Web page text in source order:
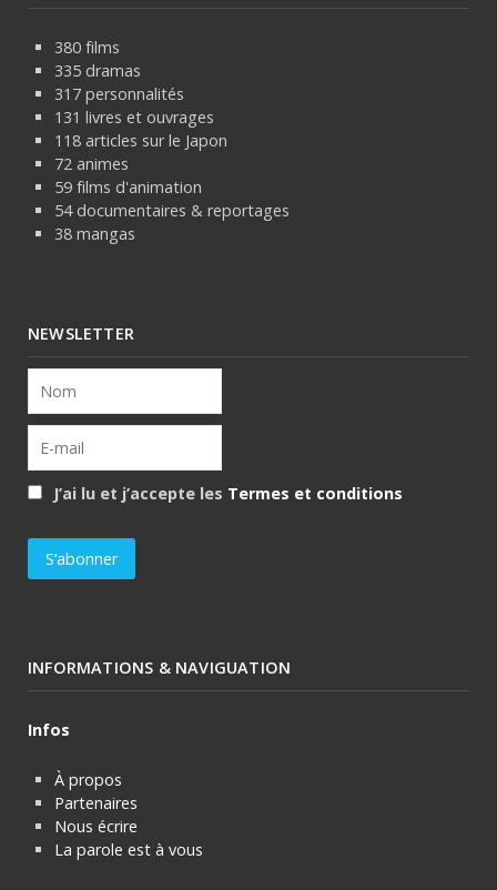
380 films
335 dramas
317 personnalités
131 livres et ouvrages
118 articles sur le Japon
72 animes
59 films d'animation
54 documentaires & reportages
38 mangas
NEWSLETTER
J’ai lu et j’accepte les Termes et conditions
INFORMATIONS & NAVIGUATION
Infos
À propos
Partenaires
Nous écrire
La parole est à vous